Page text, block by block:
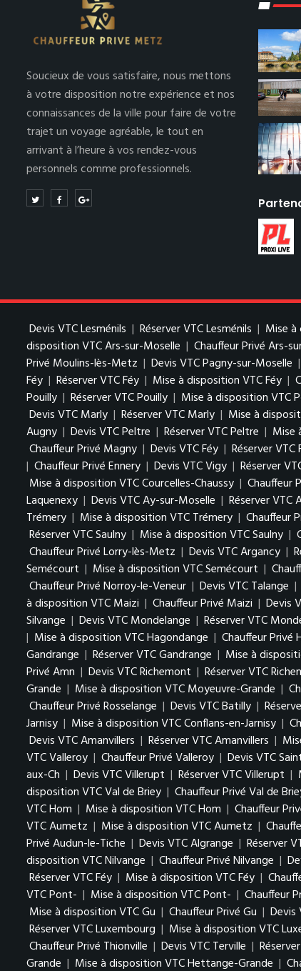
Soucieux de vous satisfaire, nous mettons
à votre disposition notre expérience et nos
connaissances de la ville pour faire de votre
trajet un voyage agréable, le tout en
arrivant à l’heure à vos rendez-vous
personnels comme professionnels.
Devis VTC Lesménils | Réserver VTC Lesménils | Mise à
disposition VTC Ars-sur-Moselle | Chauffeur Privé Ars-
Privé Moulins-lès-Metz | Devis VTC Pagny-sur-Moselle |
Féy | Réserver VTC Féy | Mise à disposition VTC Féy |
Pouilly | Réserver VTC Pouilly | Mise à disposition VTC
Devis VTC Marly | Réserver VTC Marly | Mise à
Augny | Devis VTC Peltre | Réserver VTC Peltre | Mise
Chauffeur Privé Magny | Devis VTC Féy | Réserver VTC
| Chauffeur Privé Ennery | Devis VTC Vigy | Réserver
Mise à disposition VTC Courcelles-Chaussy | Chauffeur
Laquenexy | Devis VTC Ay-sur-Moselle | Réserver VTC
Trémery | Mise à disposition VTC Trémery | Chauffeur
Réserver VTC Saulny | Mise à disposition VTC Saulny |
Chauffeur Privé Lorry-lès-Metz | Devis VTC Argancy |
Semécourt | Mise à disposition VTC Semécourt |
Chauffeur Privé Norroy-le-Veneur | Devis VTC Talange |
à disposition VTC Maizi | Chauffeur Privé Maizi | Devis
Silvange | Devis VTC Mondelange | Réserver VTC
| Mise à disposition VTC Hagondange | Chauffeur Privé
Gandrange | Réserver VTC Gandrange | Mise à
Privé Amn | Devis VTC Richemont | Réserver VTC
Grande | Mise à disposition VTC Moyeuvre-Grande |
Chauffeur Privé Rosselange | Devis VTC Batilly |
Jarnisy | Mise à disposition VTC Conflans-en-Jarnisy |
Devis VTC Amanvillers | Réserver VTC Amanvillers |
VTC Valleroy | Chauffeur Privé Valleroy | Devis VTC
aux-Ch | Devis VTC Villerupt | Réserver VTC Villerupt |
disposition VTC Val de Briey | Chauffeur Privé Val de
VTC Hom | Mise à disposition VTC Hom | Chauffeur
VTC Aumetz | Mise à disposition VTC Aumetz |
Privé Audun-le-Tiche | Devis VTC Algrange | Réserver
disposition VTC Nilvange | Chauffeur Privé Nilvange |
Réserver VTC Féy | Mise à disposition VTC Féy |
VTC Pont- | Mise à disposition VTC Pont- | Chauffeur
Mise à disposition VTC Gu | Chauffeur Privé Gu | Devis
Réserver VTC Luxembourg | Mise à disposition VTC
Chauffeur Privé Thionville | Devis VTC Terville |
Grande | Mise à disposition VTC Hettange-Grande |